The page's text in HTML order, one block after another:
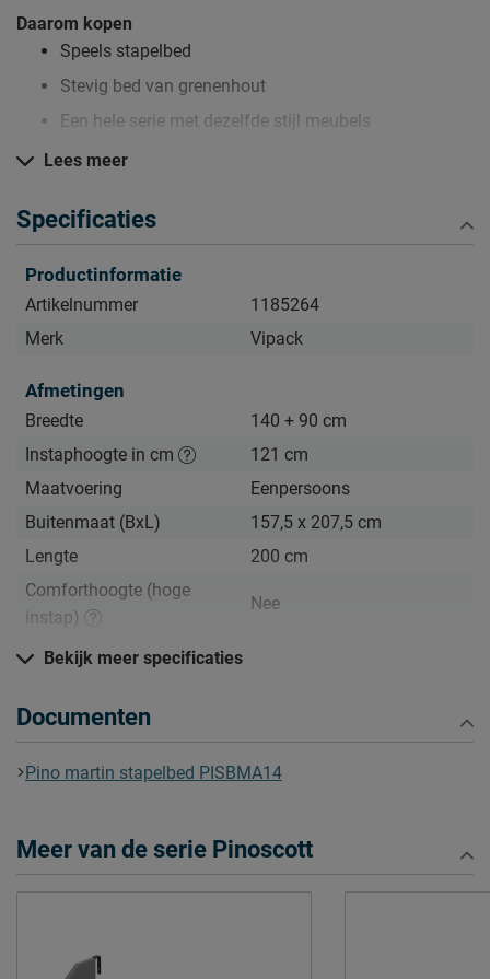
Daarom kopen
Speels stapelbed
Stevig bed van grenenhout
Een hele serie met dezelfde stijl meubels
Kijk bij het kopje ‘Goed om te weten’ om alle tips & tricks te
zien.
Lees meer
Specificaties
Productinformatie
Artikelnummer
1185264
Merk
Vipack
Afmetingen
Breedte
140 + 90 cm
Instaphoogte in cm
121 cm
Maatvoering
Eenpersoons
Buitenmaat (BxL)
157,5 x 207,5 cm
Lengte
200 cm
Comforthoogte (hoge
instap)
Nee
Hoogte hoofdbord
Maximale hoogte matras
Kenmerken
Uitvoering
Incl. bedbodem, excl.
matras
Materiaal
Bekijk meer specificaties
Documenten
Pino martin stapelbed PISBMA14
Meer van de serie Pinoscott